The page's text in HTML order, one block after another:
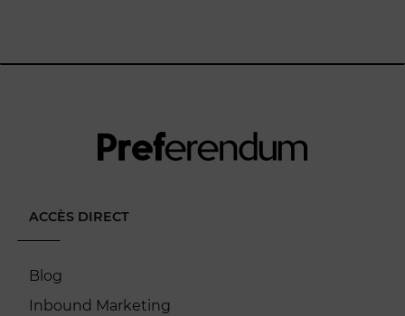
ACCÈS DIRECT
Blog
Inbound Marketing